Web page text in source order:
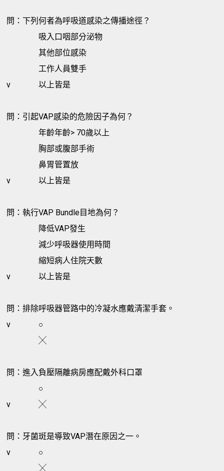
問：下列何者為呼吸道感染之傳播途徑？
吸入口咽部分泌物
其他部位感染
工作人員雙手
v
以上皆是
問：引起VAP感染的危險因子為何？
年齡年齡> 70歲以上
胸部或腹部手術
鼻胃管置放
v
以上皆是
問：執行VAP Bundle目地為何？
降低VAP發生
減少呼吸器使用時間
縮短病人住院天數
v
以上皆是
問：排除呼吸器管路中的冷凝水應戴清潔手套。
v
○
╳
問：進入負壓隔離病房應配戴外科口罩
○
v
╳
問：牙菌斑是導致VAP潛在原因之一。
v
○
╳